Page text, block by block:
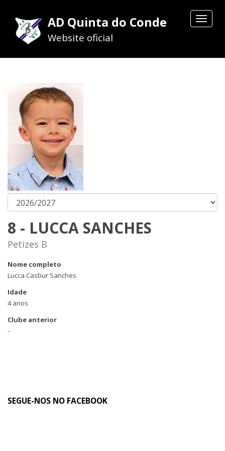
Toggle
AD Quinta do Conde
Website oficial
8 - LUCCA SANCHES
Petizes B
Nome completo
Lucca Casbur Sanches
Idade
4 anos
Clube anterior
-
SEGUE-NOS NO FACEBOOK